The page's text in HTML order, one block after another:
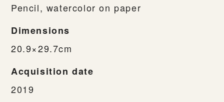
Pencil, watercolor on paper
Dimensions
20.9×29.7cm
Acquisition date
2019